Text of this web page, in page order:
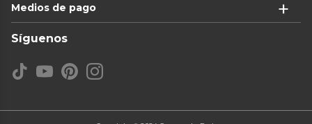
Medios de pago
Síguenos